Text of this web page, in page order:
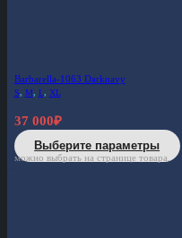
Barbarella-1063 Darknavy
S, M, L, XL
37 000₽
Выберите параметры
можно выбрать на странице товара.